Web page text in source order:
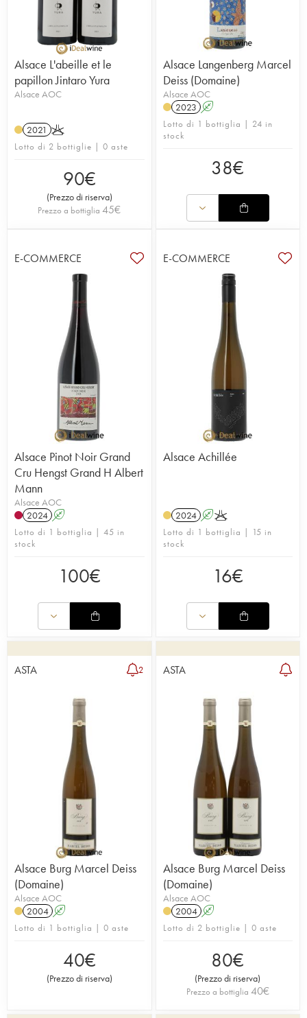
Alsace L'abeille et le
papillon Jintaro Yura
Alsace AOC
2021 K
Lotto di 2 bottiglie | 0 aste
90€
(Prezzo di riserva)
Prezzo a bottiglia 45€
Alsace Langenberg Marcel
Deiss (Domaine)
Alsace AOC
2023 A
Lotto di 1 bottiglia | 24 in
stock
38€
E-COMMERCE
Alsace Pinot Noir Grand
Cru Hengst Grand H Albert
Mann
Alsace AOC
2024 A
Lotto di 1 bottiglia | 45 in
stock
100€
E-COMMERCE
Alsace Achillée
2024 AK
Lotto di 1 bottiglia | 15 in
stock
16€
ASTA 2
Alsace Burg Marcel Deiss
(Domaine)
Alsace AOC
2004 A
Lotto di 1 bottiglia | 0 aste
40€
(Prezzo di riserva)
ASTA
Alsace Burg Marcel Deiss
(Domaine)
Alsace AOC
2004 A
Lotto di 2 bottiglie | 0 aste
80€
(Prezzo di riserva)
Prezzo a bottiglia 40€